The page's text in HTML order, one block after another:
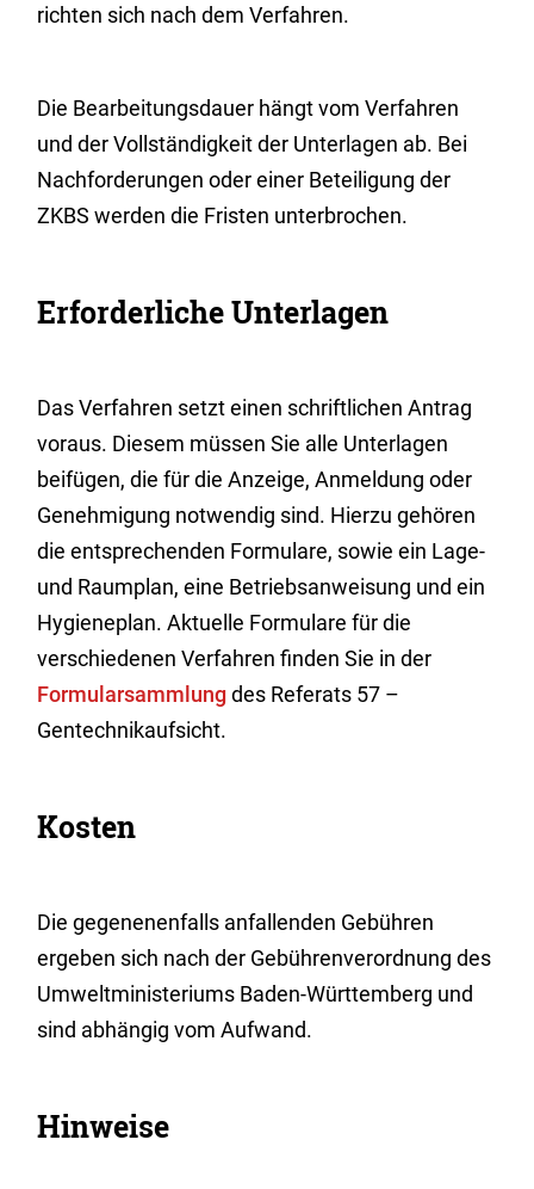
richten sich nach dem Verfahren.
Die Bearbeitungsdauer hängt vom Verfahren
und der Vollständigkeit der Unterlagen ab. Bei
Nachforderungen oder einer Beteiligung der
ZKBS werden die Fristen unterbrochen.
Erforderliche Unterlagen
Das Verfahren setzt einen schriftlichen Antrag
voraus. Diesem müssen Sie alle Unterlagen
beifügen, die für die Anzeige, Anmeldung oder
Genehmigung notwendig sind. Hierzu gehören
die entsprechenden Formulare, sowie ein Lage-
und Raumplan, eine Betriebsanweisung und ein
Hygieneplan. Aktuelle Formulare für die
verschiedenen Verfahren finden Sie in der
Formularsammlungdes Referats 57 –
Gentechnikaufsicht.
Kosten
Die gegenenenfalls anfallenden Gebühren
ergeben sich nach der Gebührenverordnung des
Umweltministeriums Baden-Württemberg und
sind abhängig vom Aufwand.
Hinweise